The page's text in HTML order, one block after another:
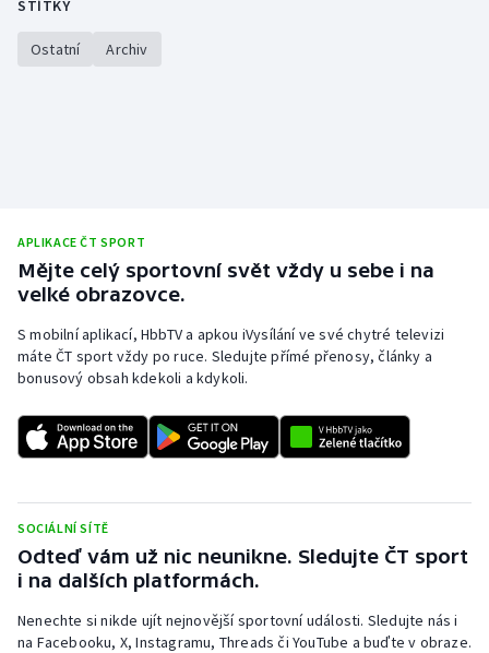
ŠTÍTKY
Ostatní Archiv
APLIKACE ČT SPORT
Mějte celý sportovní svět vždy u sebe i na
velké obrazovce.
S mobilní aplikací, HbbTV a apkou iVysílání ve své chytré televizi
máte ČT sport vždy po ruce. Sledujte přímé přenosy, články a
bonusový obsah kdekoli a kdykoli.
SOCIÁLNÍ SÍTĚ
Odteď vám už nic neunikne. Sledujte ČT sport
i na dalších platformách.
Nenechte si nikde ujít nejnovější sportovní události. Sledujte nás i
na Facebooku, X, Instagramu, Threads či YouTube a buďte v obraze.